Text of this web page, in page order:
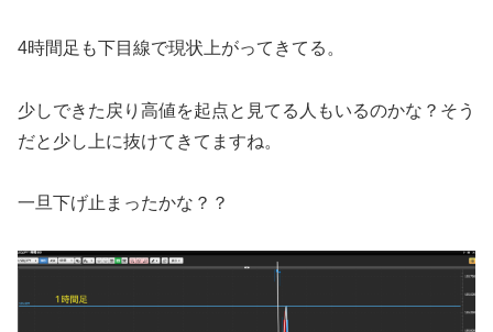
4時間足も下目線で現状上がってきてる。
少しできた戻り高値を起点と見てる人もいるのかな？そう
だと少し上に抜けてきてますね。
一旦下げ止まったかな？？